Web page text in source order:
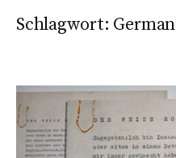
Schlagwort: